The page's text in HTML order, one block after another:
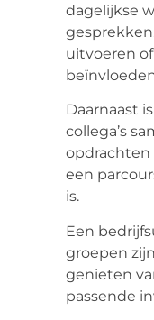
dagelijkse
uitvoeren
Daarnaast
collega’s
opdrachten
een
is.
Een
groepen
genieten
passende